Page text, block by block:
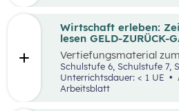
Wirtschaft erleben:
lesen GELD-ZURÜCK-
Vertiefungsmaterial
aufbereiteten
mit Geld-zurück-
Unterrichtsdauer: < 1 UE
Art des Materials:
Arbeitsblatt